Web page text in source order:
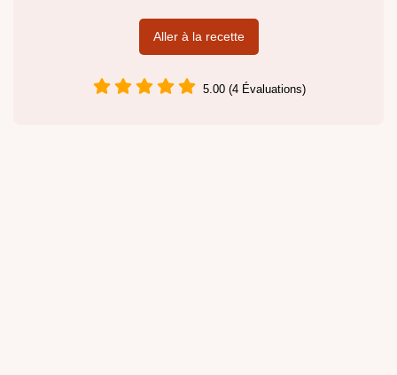
Aller à la recette
5.00 (4 Évaluations)